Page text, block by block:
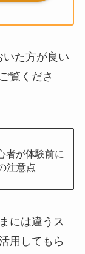
た方が良い
覧くださ
者が体験前に
注意点
には違うス
用してもら